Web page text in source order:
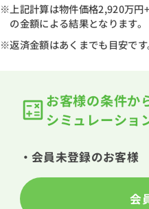
※上記計算は物件価格2,920万円
の金額による結果となります。
※返済金額はあくまでも目安です
お客様の条件か
シミュレーショ
・会員未登録のお客様
会